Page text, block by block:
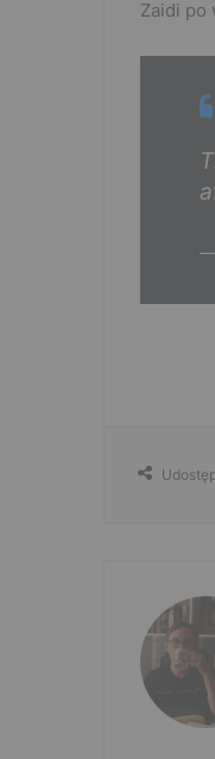
Zaidi po
—